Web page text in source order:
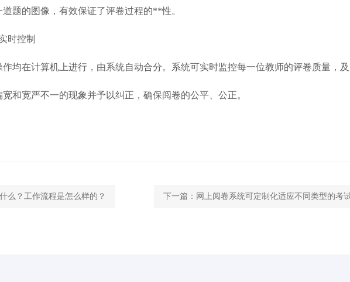
题的图像，有效保证了评卷过程的**性。
时控制
在计算机上进行，由系统自动合分。系统可实时监控每一位教师的评卷质量，
和宽严不一的现象并予以纠正，确保阅卷的公平、公正。
么？工作流程是怎么样的？ 下一篇： 网上阅卷系统可定制化适应不同类型的考